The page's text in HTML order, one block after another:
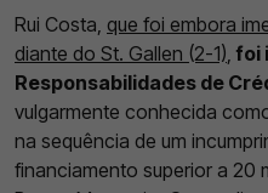
Rui Costa, que foi embora
diante do St. Gallen (2-1), foi
Responsabilidades de
vulgarmente conhecida
na sequência de um
financiamento superior a 20